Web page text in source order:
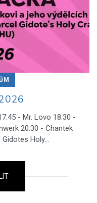
- Mr. Lovo 18:30 -
20:30 - Chantek
Holy…